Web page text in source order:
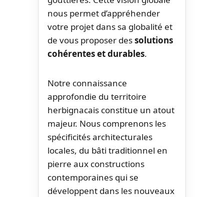
nous permet d’appréhender
votre projet dans sa globalité et
de vous proposer dessolutions
cohérentes et durables.
Notre connaissance
approfondie du territoire
herbignacais constitue un atout
majeur. Nous comprenons les
spécificités architecturales
locales, du bâti traditionnel en
pierre aux constructions
contemporaines qui se
développent dans les nouveaux